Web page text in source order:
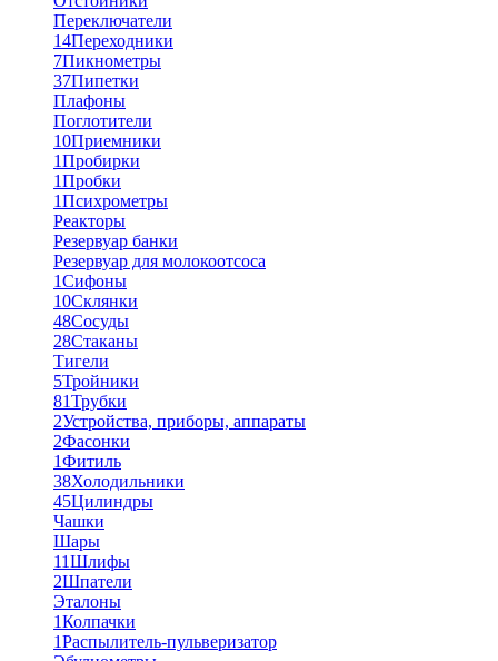
Переключатели
14Переходники
7Пикнометры
37Пипетки
Плафоны
Поглотители
10Приемники
1Пробирки
1Пробки
1Психрометры
Реакторы
Резервуар банки
Резервуар для молокоотсоса
1Сифоны
10Склянки
48Сосуды
28Стаканы
Тигели
5Тройники
81Трубки
2Устройства, приборы, аппараты
2Фасонки
1Фитиль
38Холодильники
45Цилиндры
Чашки
Шары
11Шлифы
2Шпатели
Эталоны
1Колпачки
1Распылитель-пульверизатор